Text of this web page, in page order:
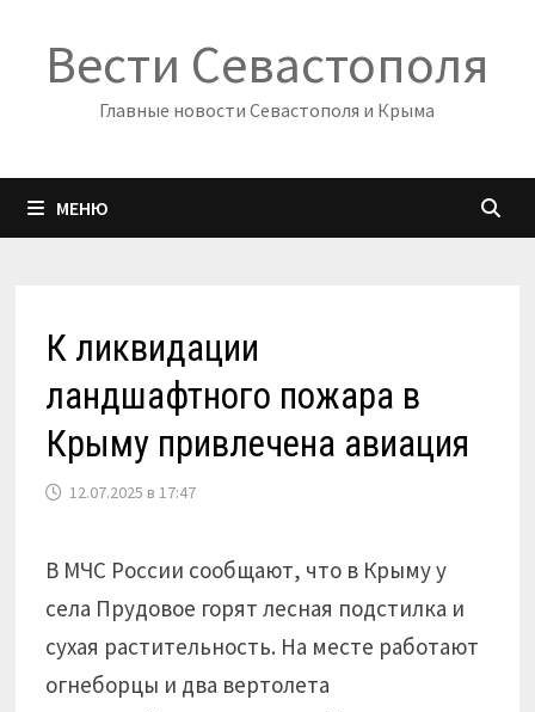
содержимому
Вести Севастополя
Главные новости Севастополя и Крыма
МЕНЮ
К ликвидации
ландшафтного пожара в
Крыму привлечена авиация
12.07.2025 в 17:47
В МЧС России сообщают, что в Крыму у
села Прудовое горят лесная подстилка и
сухая растительность. На месте работают
огнеборцы и два вертолета